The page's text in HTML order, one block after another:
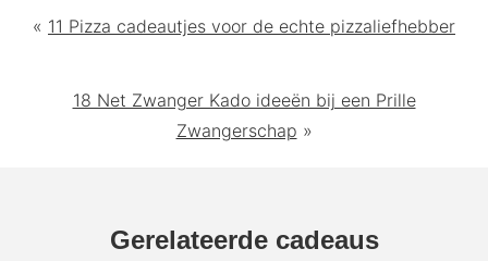
« 11 Pizza cadeautjes voor de echte pizzaliefhebber
18 Net Zwanger Kado ideeën bij een Prille
Zwangerschap »
Gerelateerde cadeaus